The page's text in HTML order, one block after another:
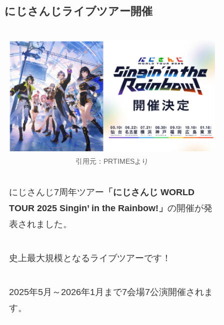
にじさんじライブツアー開催
引用元：PRTIMESより
にじさんじ7周年ツアー 「にじさんじ WORLD
TOUR 2025 Singin’ in the Rainbow!」 の開催が発
表されました。
史上最大規模となるライブツアーです！
2025年5月～2026年1月まで7会場7公演開催されま
す。